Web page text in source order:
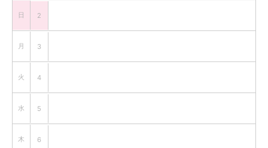
日 2
月 3
火 4
水 5
木 6